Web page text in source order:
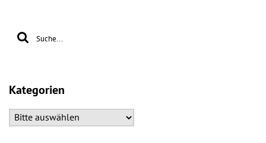
Kategorien